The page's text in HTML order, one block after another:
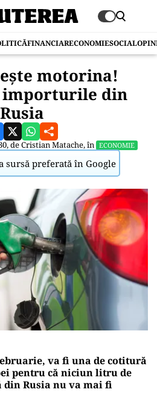
FINANCIARECONOMIESOCIAL
motorina!
din
Rusia
deCristian Matache, în ECONOMIE
sursă preferată în Google
va fi una de cotitură
pentru că niciun litru de
Rusia nu va mai fi